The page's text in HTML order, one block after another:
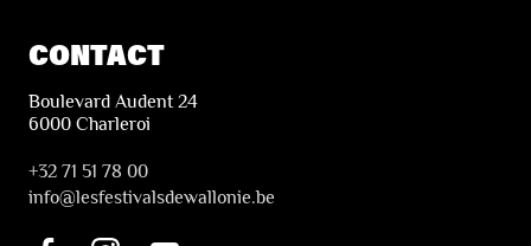
CONTACT
Boulevard Audent 24
6000 Charleroi
+32 71 51 78 00
info@lesfestivalsdewallonie.be